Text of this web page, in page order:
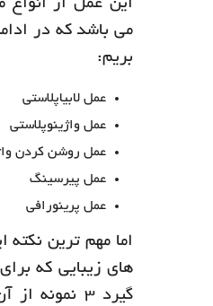
این عمل از انواع
می باشد که در
بریم:
عمل لابیاپلاستی
عمل واژینوپلاستی
عمل روشن کردن
عمل پیرسینگ
عمل پرینورافی
اما مهم ترین
های زیبایی که
گیرد 3